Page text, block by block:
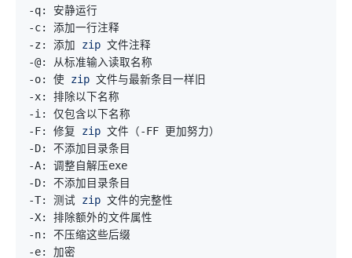
-z: 添加 zip
-o: 使 zip
-F: 修复 zip
-T: 测试 zip